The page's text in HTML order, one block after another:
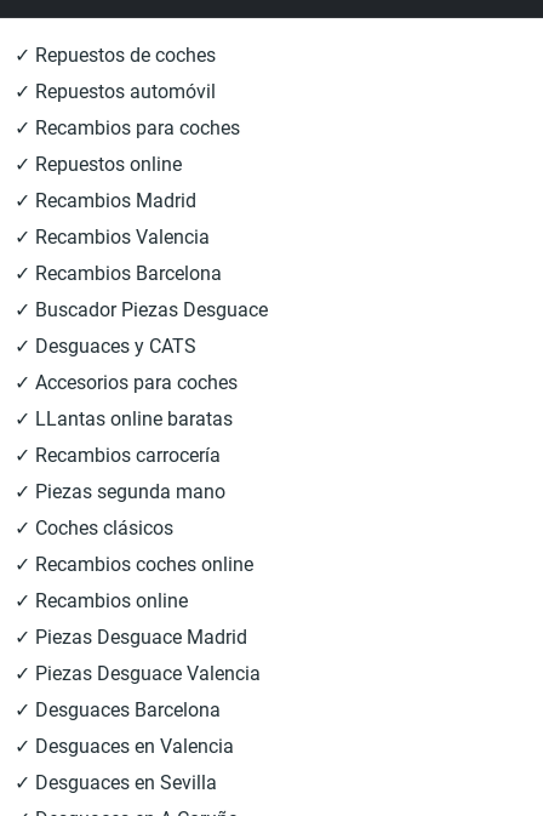
✓ Repuestos de coches
✓ Repuestos automóvil
✓ Recambios para coches
✓ Repuestos online
✓ Recambios Madrid
✓ Recambios Valencia
✓ Recambios Barcelona
✓ Buscador Piezas Desguace
✓ Desguaces y CATS
✓ Accesorios para coches
✓ LLantas online baratas
✓ Recambios carrocería
✓ Piezas segunda mano
✓ Coches clásicos
✓ Recambios coches online
✓ Recambios online
✓ Piezas Desguace Madrid
✓ Piezas Desguace Valencia
✓ Desguaces Barcelona
✓ Desguaces en Valencia
✓ Desguaces en Sevilla